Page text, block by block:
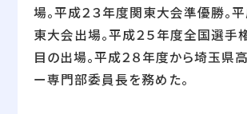
場。平成２３年度関東大会準優勝。
東大会出場。平成２５年度全国選手
目の出場。平成２８年度から埼玉県
ー専門部委員長を務めた。